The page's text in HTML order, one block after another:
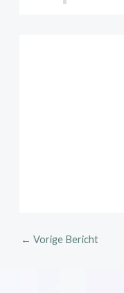
← Vorige Bericht